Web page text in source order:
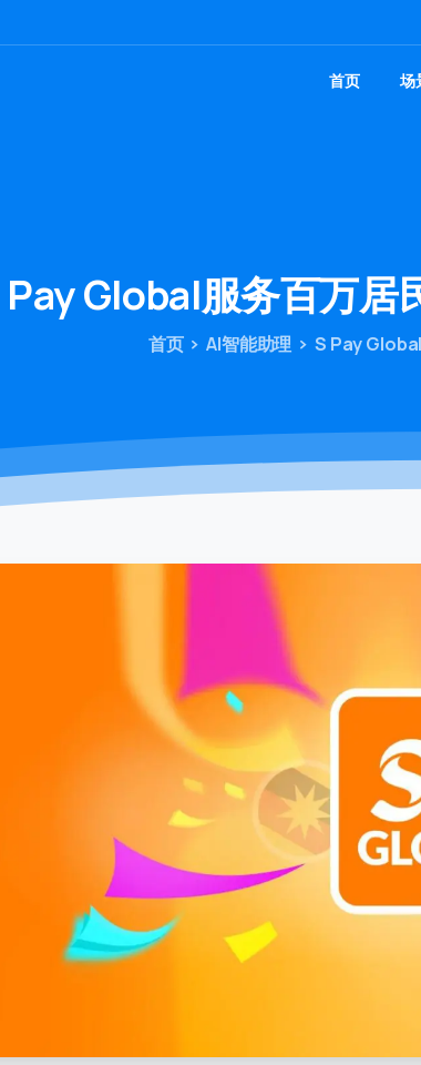
首页 场
PayGlobal服务百万居
首页 AI智能助理 S Pay